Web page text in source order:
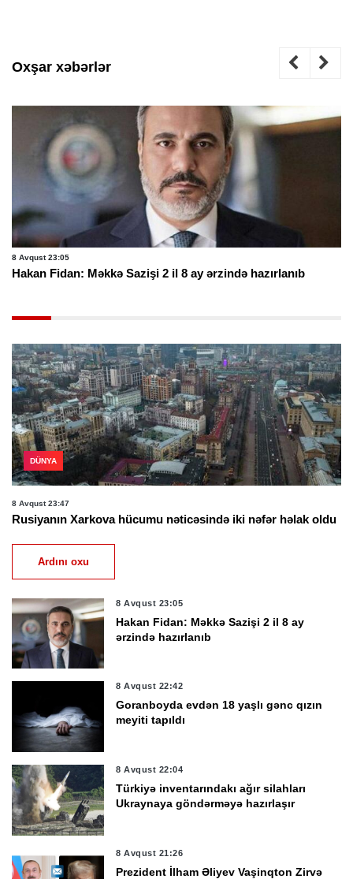
Oxşar xəbərlər
8 Avqust 23:05
Hakan Fidan: Məkkə Sazişi 2 il 8 ay ərzində hazırlanıb
DÜNYA
8 Avqust 23:47
Rusiyanın Xarkova hücumu nəticəsində iki nəfər həlak oldu
Ardını oxu
8 Avqust 23:05
Hakan Fidan: Məkkə Sazişi 2 il 8 ay
ərzində hazırlanıb
8 Avqust 22:42
Goranboyda evdən 18 yaşlı gənc qızın
meyiti tapıldı
8 Avqust 22:04
Türkiyə inventarındakı ağır silahları
Ukraynaya göndərməyə hazırlaşır
8 Avqust 21:26
Prezident İlham Əliyev Vaşinqton Zirvə